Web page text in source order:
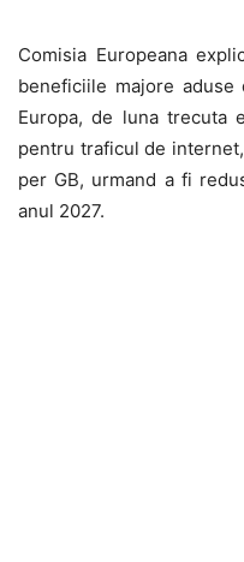
Comisia Europeana
beneficiile majore
Europa, de luna trecuta
pentru traficul de
per GB, urmand a fi
anul 2027.